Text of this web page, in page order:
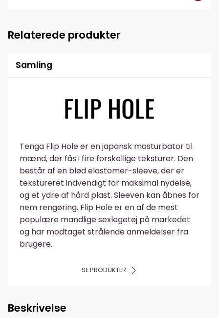
Relaterede produkter
Samling
Tenga Flip Hole er en japansk masturbator til
mænd, der fås i fire forskellige teksturer. Den
består af en blød elastomer-sleeve, der er
tekstureret indvendigt for maksimal nydelse,
og et ydre af hård plast. Sleeven kan åbnes for
nem rengøring. Flip Hole er en af de mest
populære mandlige sexlegetøj på markedet
og har modtaget strålende anmeldelser fra
brugere.
SE PRODUKTER
Beskrivelse